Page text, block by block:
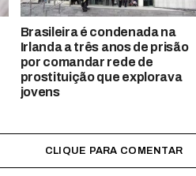
Brasileira é condenada na
Irlanda a três anos de prisão
por comandar rede de
prostituição que explorava
jovens
CLIQUE PARA COMENTAR